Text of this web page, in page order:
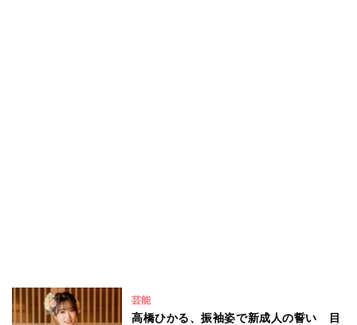
芸能
高橋ひかる、振袖姿で新成人の誓い 目